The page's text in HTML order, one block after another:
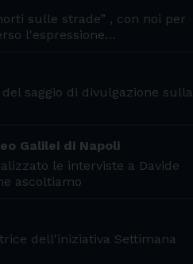
sulle strade” , con noi per
l'espressione…
saggio di divulgazione sulla
Galilei di Napoli
le interviste a Davide
ascoltiamo
dell'iniziativa Settimana